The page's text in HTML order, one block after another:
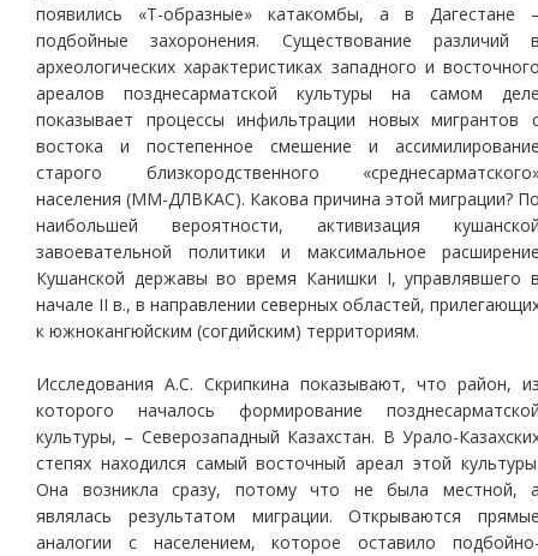
появились «Т-образные» катакомбы, а в Дагестане
подбойные захоронения. Существование различий
археологических характеристиках западного и
ареалов позднесарматской культуры на самом
показывает процессы инфильтрации новых мигрантов
востока и постепенное смешение и
старого близкородственного
населения (ММ-ДЛВКАС). Какова причина этой миграции?
наибольшей вероятности, активизация
завоевательной политики и максимальное
Кушанской державы во время Канишки I, управлявшего
начале II в., в направлении северных областей,
к южнокангюйским (согдийским) территориям.
Исследования А.С. Скрипкина показывают, что район,
которого началось формирование
культуры, – Северозападный Казахстан. В Урало-
степях находился самый восточный ареал этой
Она возникла сразу, потому что не была местной,
являлась результатом миграции. Открываются
аналогии с населением, которое оставило